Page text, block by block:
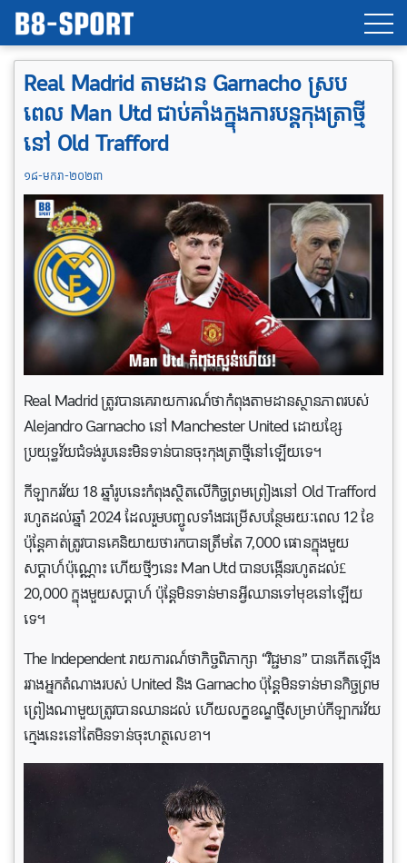
Real Madrid ​តាម​ដាន​ Garnacho ​ស្រប
ពេល​ Man Utd ​ជាប់​គាំងក្នុងការបន្តកុងត្រា​ថ្មី​
នៅ​ Old Trafford
១៨-មករា-២០២៣
Real Madrid ត្រូវបានគេរាយការណ៍ថាកំពុងតាមដានស្ថានភាពរបស់
Alejandro Garnacho នៅ Manchester United ដោយខ្សែ
ប្រយុទ្ធវ័យជំទង់រូបនេះមិនទាន់បានចុះកុងត្រាថ្មីនៅឡើយទេ។
កីឡាករវ័យ 18 ឆ្នាំរូបនេះកំពុងស្ថិតលើកិច្ចព្រមព្រៀងនៅ Old Trafford
រហូតដល់ឆ្នាំ 2024 ដែលរួមបញ្ចូលទាំងជម្រើសបន្ថែមរយៈពេល 12 ខែ
ប៉ុន្តែគាត់ត្រូវបានគេនិយាយថារកបានត្រឹមតែ 7,000 ផោនក្នុងមួយ
សប្តាហ៍ប៉ុណ្ណោះ ហើយថ្មីៗនេះ Man Utd បាន​បង្កើនរហូតដល់£
20,000 ក្នុង​មួយសប្ដាហ៍ ប៉ុន្តែ​មិន​ទាន់​មាន​អ្វីឈាន​ទៅមុខនៅឡើយ
ទេ។
The Independent រាយការណ៍ថាកិច្ចពិភាក្សា “វិជ្ជមាន” បានកើតឡើង
រវាងអ្នកតំណាងរបស់ United និង Garnacho ប៉ុន្តែមិនទាន់មានកិច្ចព្រម
ព្រៀងណាមួយត្រូវបានឈានដល់ ហើយលក្ខខណ្ឌថ្មីសម្រាប់កីឡាករវ័យ
ក្មេងនេះនៅតែមិនទាន់ចុះហត្ថលេខា។